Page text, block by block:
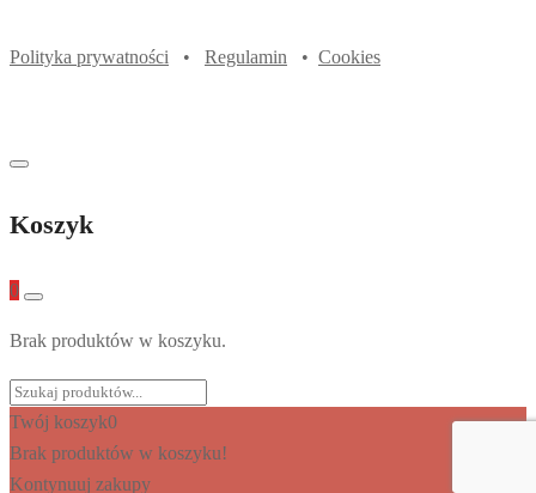
Polityka prywatności • Regulamin • Cookies
Koszyk
0
Brak produktów w koszyku.
Twój koszyk0
Brak produktów w koszyku!
Kontynuuj zakupy